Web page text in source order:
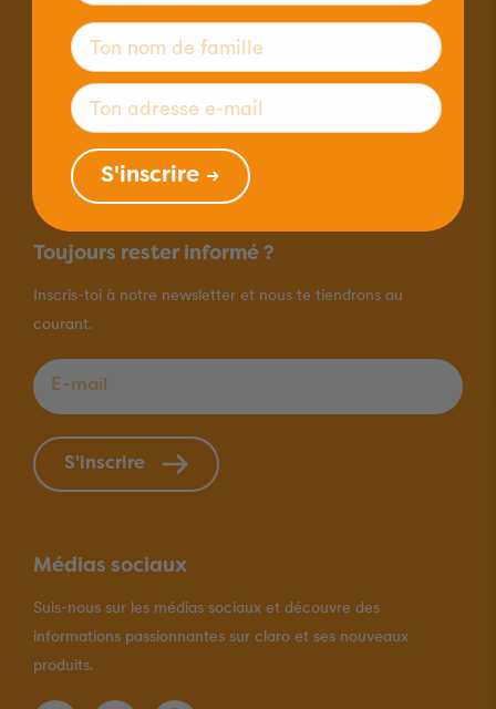
claro fair trade AG
Byfangstrasse 19, Case postale
CH-2552 Orpund
Tél. +41 32 356 07 00
Fax . +41 32 356 07 01
mail@claro.ch
Toujours rester informé ?
Inscris-toi à notre newsletter et nous te tiendrons au
courant.
E-mail
S'inscrire
Médias sociaux
Suis-nous sur les médias sociaux et découvre des
informations passionnantes sur claro et ses nouveaux
produits.
S'inscrire →